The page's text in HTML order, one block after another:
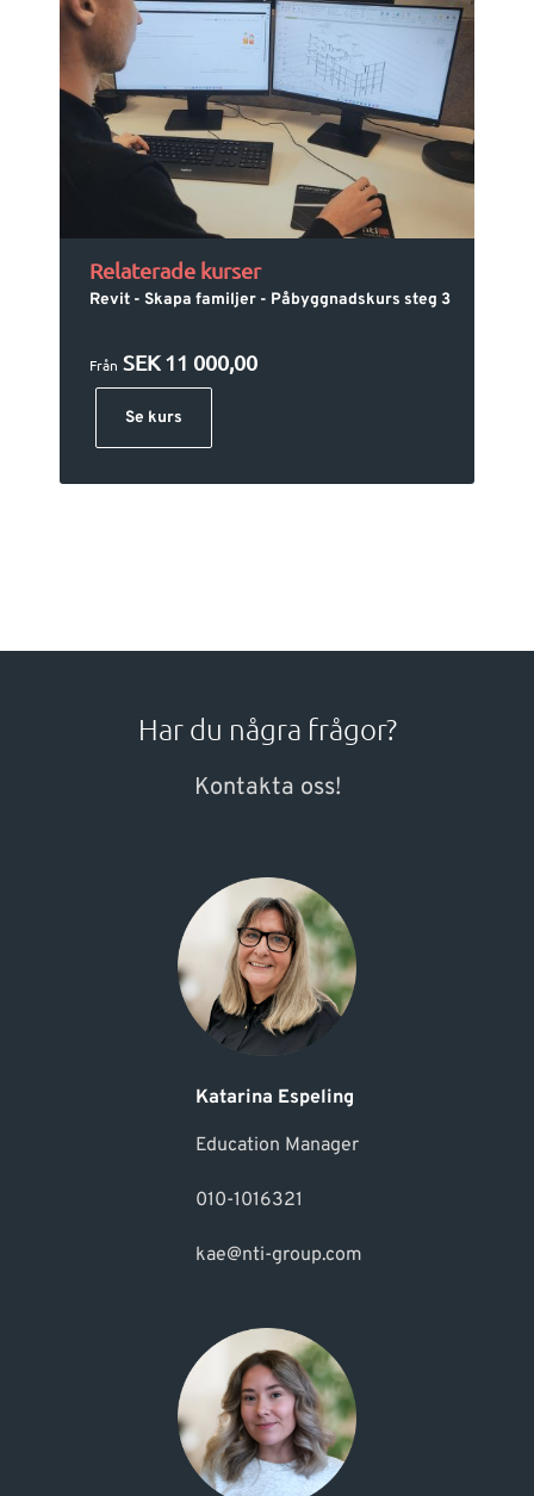
Relaterade kurser
Revit - Skapa familjer - Påbyggnadskurs steg 3
Från SEK 11 000,00
Se kurs
Har du några frågor?
Kontakta oss!
Katarina Espeling
Education Manager
010-1016321
kae@nti-group.com